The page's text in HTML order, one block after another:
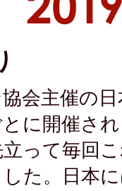
会主催の
に開催さ
って毎回
た。日本